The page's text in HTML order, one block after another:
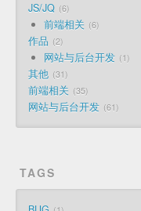
JS/JQ 6
前端相关 6
作品 2
网站与后台开发 1
其他 31
前端相关 35
网站与后台开发 61
TAGS